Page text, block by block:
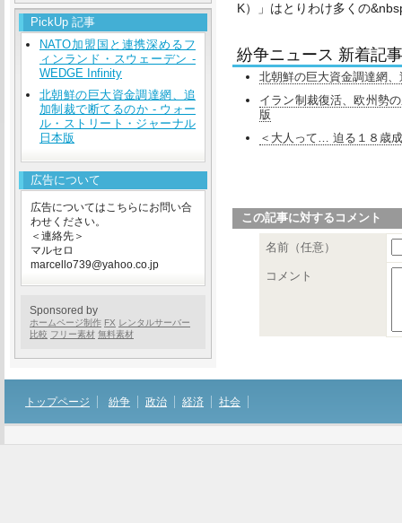
K）」はとりわけ多くの
紛争ニュース 新着記事
北朝鮮の巨大資金調達網
イラン制裁復活、欧州勢
版
＜大人って… 迫る１８歳
この記事に対するコメント
名前（任意）
コメント
PickUp 記事
NATO加盟国と連携深めるフ
ィンランド・スウェーデン -
WEDGE Infinity
北朝鮮の巨大資金調達網、追
加制裁で断てるのか - ウォー
ル・ストリート・ジャーナル
日本版
広告について
広告についてはこちらにお問い合
わせください。
＜連絡先＞
マルセロ
marcello739@yahoo.co.jp
Sponsored by
ホームページ制作 FX レンタルサーバー
比較 フリー素材 無料素材
トップページ 紛争 政治 経済 社会